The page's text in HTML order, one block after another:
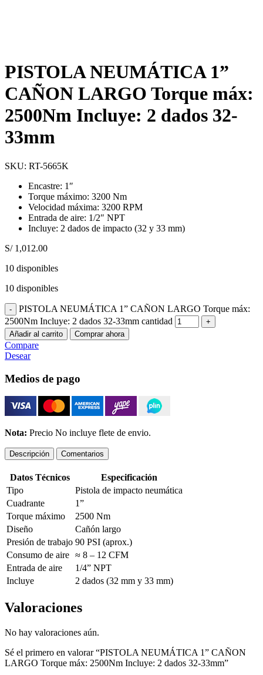
PISTOLA NEUMÁTICA 1”
CAÑON LARGO Torque máx:
2500Nm Incluye: 2 dados 32-
33mm
SKU: RT-5665K
Encastre: 1″
Torque máximo: 3200 Nm
Velocidad máxima: 3200 RPM
Entrada de aire: 1/2″ NPT
Incluye: 2 dados de impacto (32 y 33 mm)
S/1,012.00
10 disponibles
10 disponibles
PISTOLA NEUMÁTICA 1” CAÑON LARGO Torque máx:
2500Nm Incluye: 2 dados 32-33mm cantidad
Añadir al carrito Comprar ahora
Compare
Desear
Medios de pago
Nota: Precio No incluye flete de envio.
Descripción Comentarios
Datos Técnicos
Especificación
Tipo
Pistola de impacto neumática
Cuadrante
1”
Torque máximo
2500 Nm
Diseño
Cañón largo
Presión de trabajo 90 PSI (aprox.)
Consumo de aire ≈ 8 – 12 CFM
Entrada de aire
1/4” NPT
Incluye
2 dados (32 mm y 33 mm)
Valoraciones
No hay valoraciones aún.
Sé el primero en valorar “PISTOLA NEUMÁTICA 1” CAÑON
LARGO Torque máx: 2500Nm Incluye: 2 dados 32-33mm”